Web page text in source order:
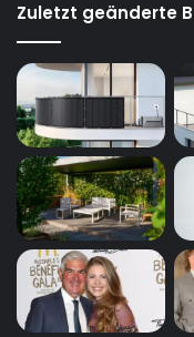
Zuletzt geänderte